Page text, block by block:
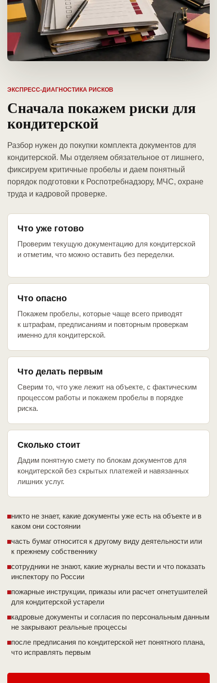
ЭКСПРЕСС-ДИАГНОСТИКА РИСКОВ
Сначала покажем риски для
кондитерской
Разбор нужен до покупки комплекта документов для
кондитерской. Мы отделяем обязательное от лишнего,
фиксируем критичные пробелы и даем понятный
порядок подготовки к Роспотребнадзору, МЧС, охране
труда и кадровой проверке.
Что уже готово
Проверим текущую документацию для кондитерской
и отметим, что можно оставить без переделки.
Что опасно
Покажем пробелы, которые чаще всего приводят
к штрафам, предписаниям и повторным проверкам
именно для кондитерской.
Что делать первым
Сверим то, что уже лежит на объекте, с фактическим
процессом работы и покажем пробелы в порядке
риска.
Сколько стоит
Дадим понятную смету по блокам документов для
кондитерской без скрытых платежей и навязанных
лишних услуг.
никто не знает, какие документы уже есть на объекте и в
каком они состоянии
часть бумаг относится к другому виду деятельности или
к прежнему собственнику
сотрудники не знают, какие журналы вести и что показать
инспектору по России
пожарные инструкции, приказы или расчет огнетушителей
для кондитерской устарели
кадровые документы и согласия по персональным данным
не закрывают реальные процессы
после предписания по кондитерской нет понятного плана,
что исправлять первым